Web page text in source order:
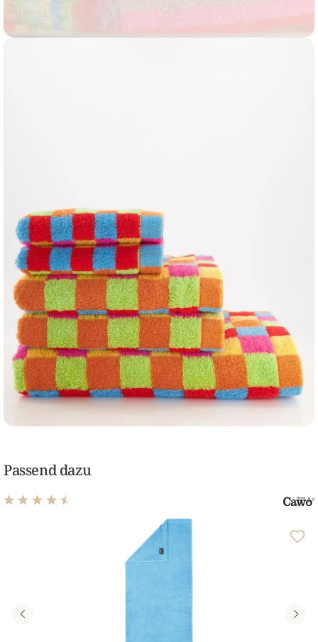
Passend dazu
Durchschnittliche Bewertung von 4.62 von 5 Sternen